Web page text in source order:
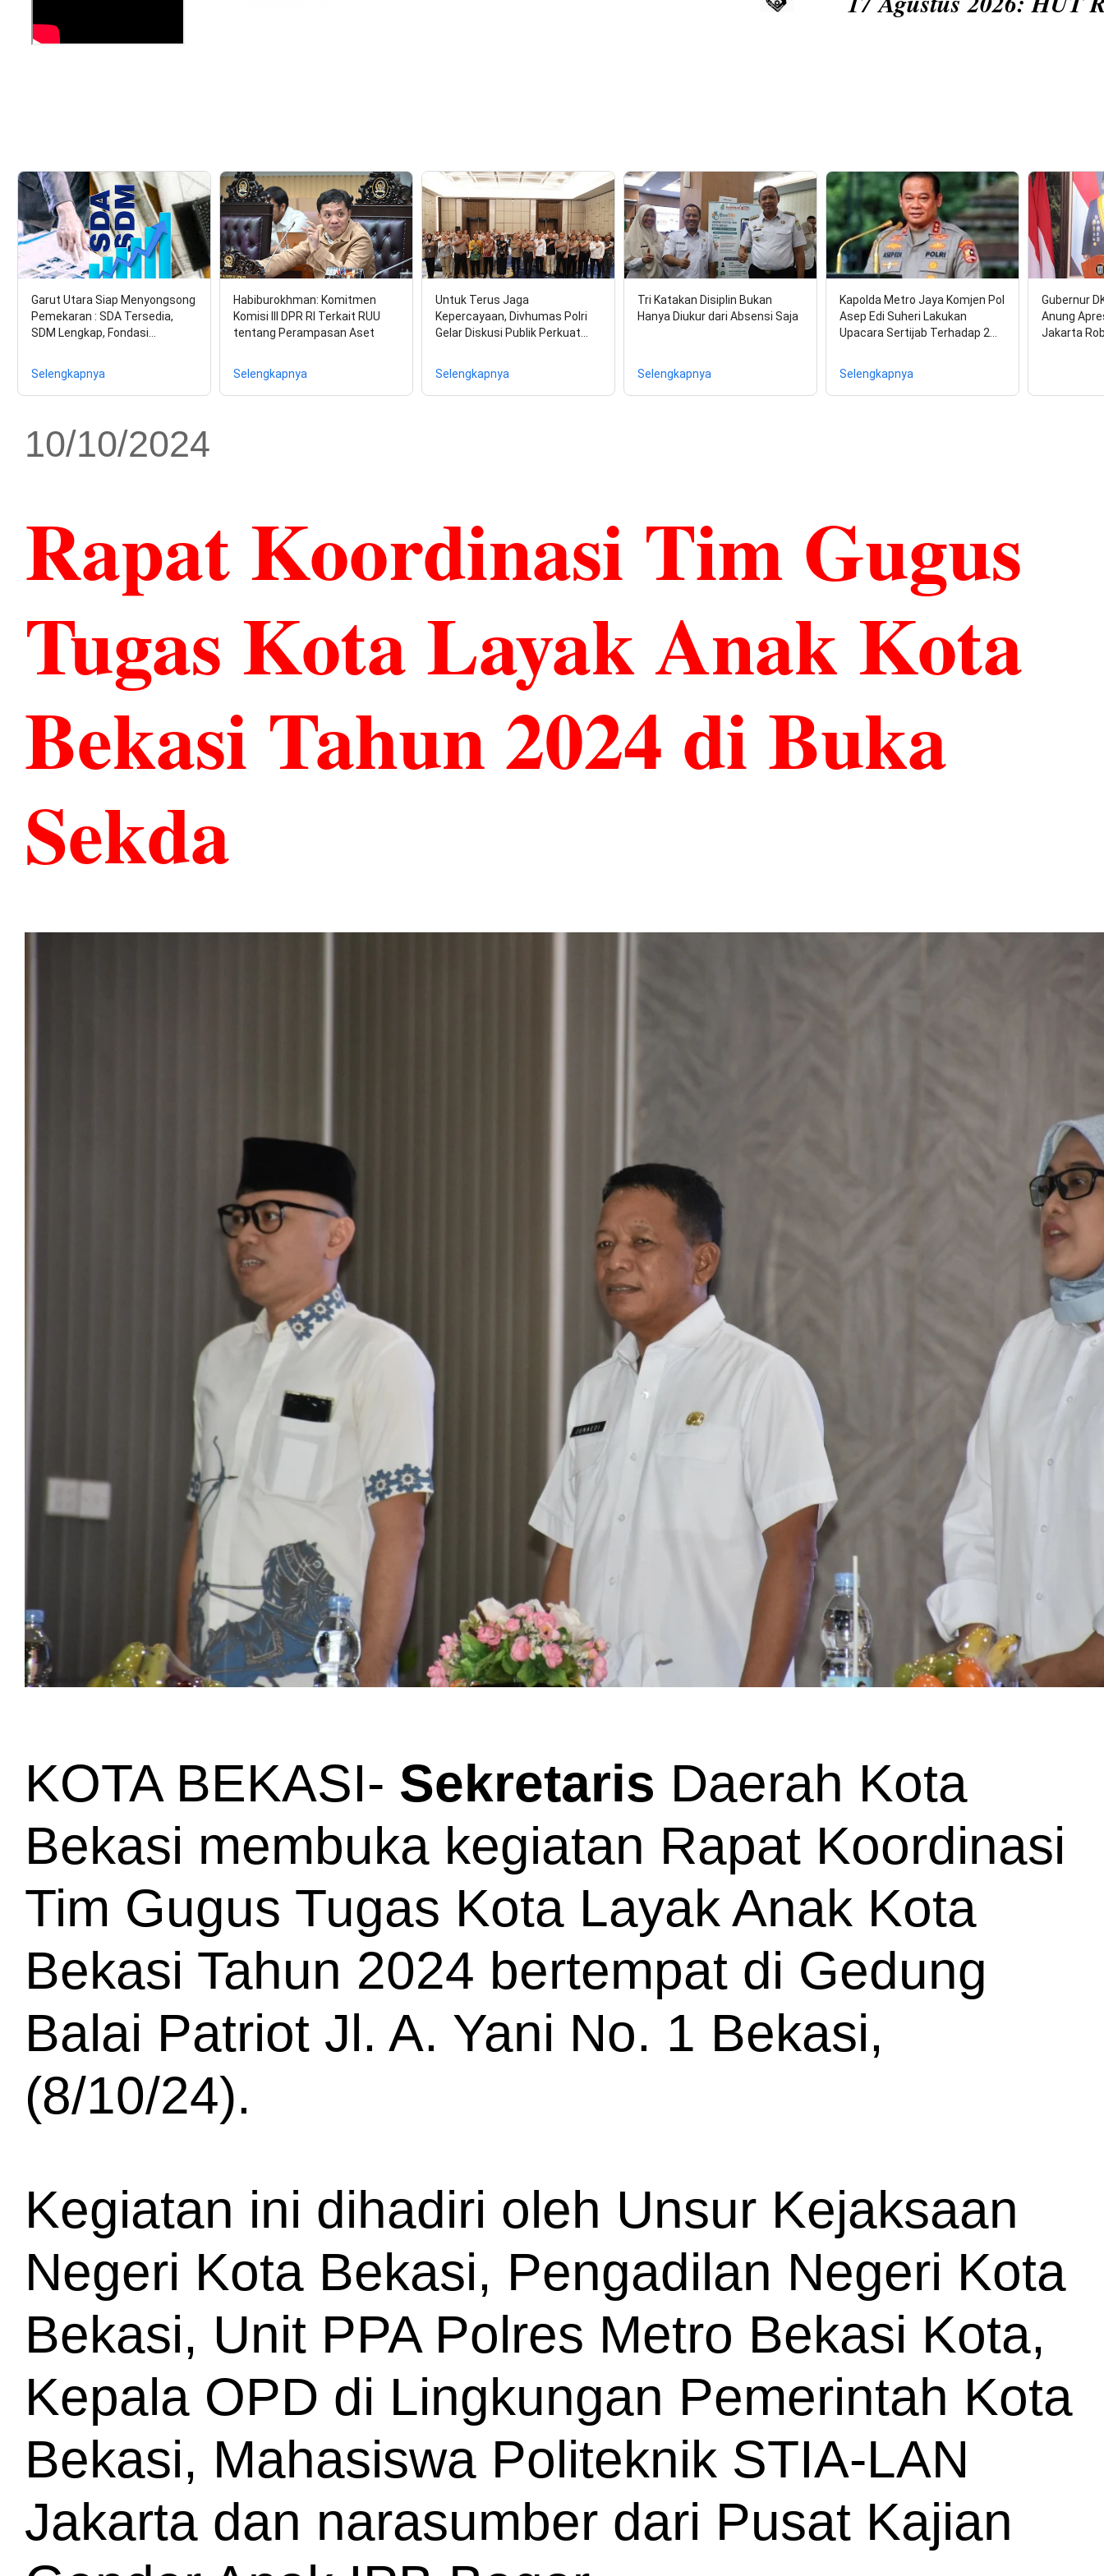
Garut Utara Siap Menyongsong
Pemekaran : SDA Tersedia,
SDM Lengkap, Fondasi…
Selengkapnya
Habiburokhman: Komitmen
Komisi III DPR RI Terkait RUU
tentang Perampasan Aset
Selengkapnya
Untuk Terus Jaga
Kepercayaan, Divhumas Polri
Gelar Diskusi Publik Perkuat…
Selengkapnya
Tri Katakan Disiplin Bukan
Hanya Diukur dari Absensi Saja
Selengkapnya
Kapolda Metro Jaya Komjen Pol
Asep Edi Suheri Lakukan
Upacara Sertijab Terhadap 2…
Selengkapnya
Gubernur
Anung
Jakarta
10/10/2024
Rapat Koordinasi Tim Gugus
Tugas Kota Layak Anak Kota
Bekasi Tahun 2024 di Buka
Sekda
KOTA BEKASI- Sekretaris Daerah Kota
Bekasi membuka kegiatan Rapat Koordinasi
Tim Gugus Tugas Kota Layak Anak Kota
Bekasi Tahun 2024 bertempat di Gedung
Balai Patriot Jl. A. Yani No. 1 Bekasi,
(8/10/24).
Kegiatan ini dihadiri oleh Unsur Kejaksaan
Negeri Kota Bekasi, Pengadilan Negeri Kota
Bekasi, Unit PPA Polres Metro Bekasi Kota,
Kepala OPD di Lingkungan Pemerintah Kota
Bekasi, Mahasiswa Politeknik STIA-LAN
Jakarta dan narasumber dari Pusat Kajian